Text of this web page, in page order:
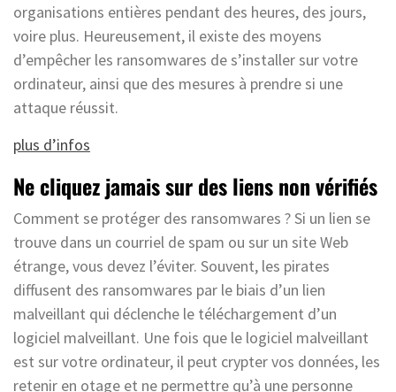
organisations entières pendant des heures, des jours,
voire plus. Heureusement, il existe des moyens
d’empêcher les ransomwares de s’installer sur votre
ordinateur, ainsi que des mesures à prendre si une
attaque réussit.
plus d’infos
Ne cliquez jamais sur des liens non vérifiés
Comment se protéger des ransomwares ? Si un lien se
trouve dans un courriel de spam ou sur un site Web
étrange, vous devez l’éviter. Souvent, les pirates
diffusent des ransomwares par le biais d’un lien
malveillant qui déclenche le téléchargement d’un
logiciel malveillant. Une fois que le logiciel malveillant
est sur votre ordinateur, il peut crypter vos données, les
retenir en otage et ne permettre qu’à une personne